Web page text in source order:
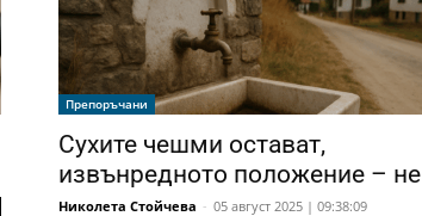
Препоръчани
Сухите чешми остават,
извънредното положение – не
Николета Стойчева - 05 август 2025 | 09:38:09